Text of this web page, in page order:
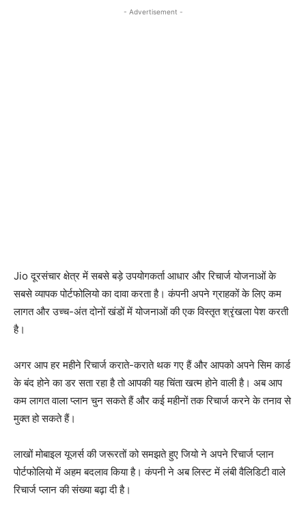
- Advertisement -
Jio दूरसंचार क्षेत्र में सबसे बड़े उपयोगकर्ता आधार और रिचार्ज योजनाओं के
सबसे व्यापक पोर्टफोलियो का दावा करता है। कंपनी अपने ग्राहकों के लिए कम
लागत और उच्च-अंत दोनों खंडों में योजनाओं की एक विस्तृत श्रृंखला पेश करती
है।
अगर आप हर महीने रिचार्ज कराते-कराते थक गए हैं और आपको अपने सिम कार्ड
के बंद होने का डर सता रहा है तो आपकी यह चिंता खत्म होने वाली है। अब आप
कम लागत वाला प्लान चुन सकते हैं और कई महीनों तक रिचार्ज करने के तनाव से
मुक्त हो सकते हैं।
लाखों मोबाइल यूजर्स की जरूरतों को समझते हुए जियो ने अपने रिचार्ज प्लान
पोर्टफोलियो में अहम बदलाव किया है। कंपनी ने अब लिस्ट में लंबी वैलिडिटी वाले
रिचार्ज प्लान की संख्या बढ़ा दी है।